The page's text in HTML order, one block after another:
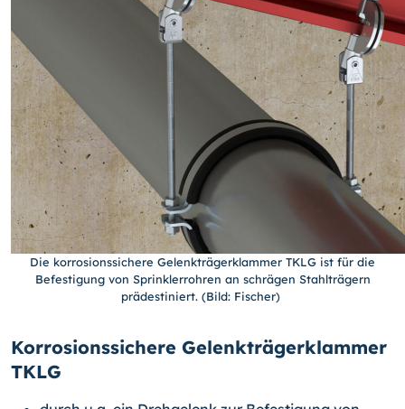
Die korrosionssichere Gelenkträgerklammer TKLG ist für die
Befestigung von Sprinklerrohren an schrägen Stahlträgern
prädestiniert. (Bild: Fischer)
Korrosionssichere Gelenkträgerklammer
TKLG